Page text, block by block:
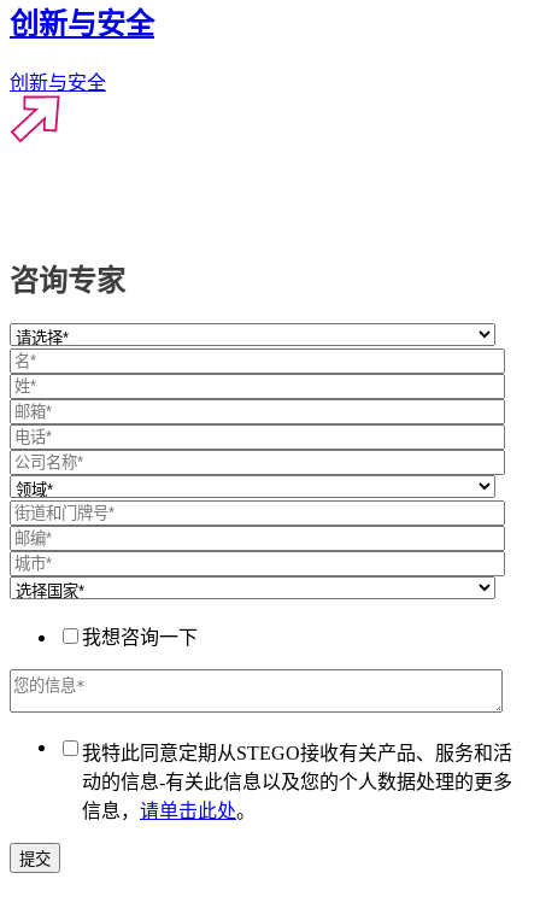
创新与安全
创新与安全
咨询专家
我想咨询一下
我特此同意定期从STEGO接收有关产品、服务和活
动的信息-有关此信息以及您的个人数据处理的更多
信息， 请单击此处。